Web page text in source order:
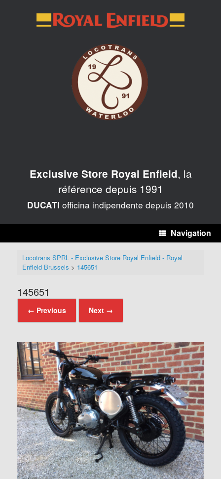
Exclusive Store Royal Enfield, la
référence depuis 1991
DUCATI officina indipendente depuis 2010
Navigation
Locotrans SPRL - Exclusive Store Royal Enfield - Royal
Enfield Brussels > 145651
145651
← Previous Next →